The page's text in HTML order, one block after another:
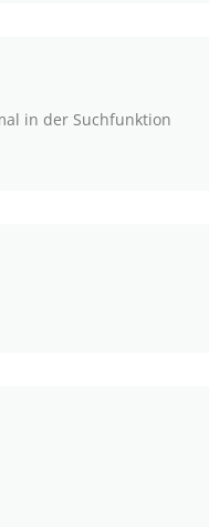
in der Suchfunktion